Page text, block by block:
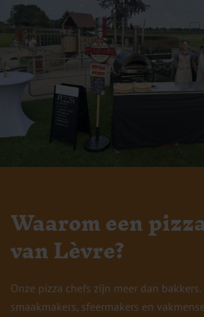
Waarom een
van Lèvre?
Onze pizza chefs zijn meer dan
smaakmakers, sfeermakers en